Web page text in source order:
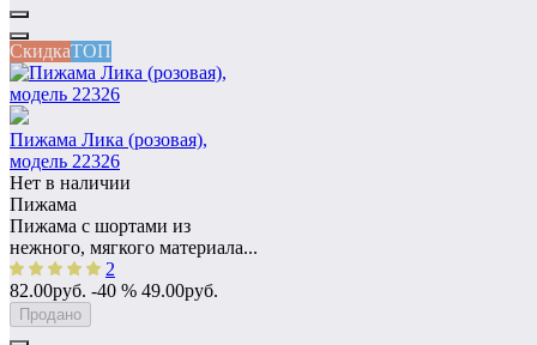
СкидкаТОП
Пижама Лика (розовая),
модель 22326
Нет в наличии
Пижама
Пижама с шортами из
нежного, мягкого материала...
2
82.00руб. -40 % 49.00руб.
Продано